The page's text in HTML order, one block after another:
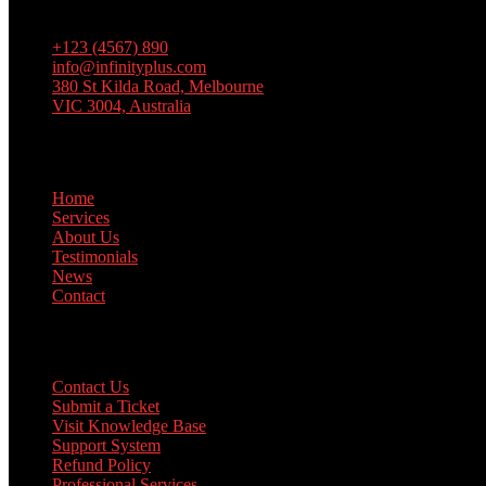
+123 (4567) 890
info@infinityplus.com
380 St Kilda Road, Melbourne
VIC 3004, Australia
Home
Services
About Us
Testimonials
News
Contact
Contact Us
Submit a Ticket
Visit Knowledge Base
Support System
Refund Policy